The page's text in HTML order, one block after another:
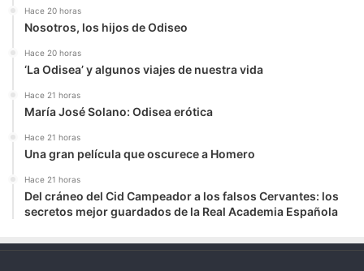
Hace 20 horas
Nosotros, los hijos de Odiseo
Hace 20 horas
‘La Odisea’ y algunos viajes de nuestra vida
Hace 21 horas
María José Solano: Odisea erótica
Hace 21 horas
Una gran película que oscurece a Homero
Hace 21 horas
Del cráneo del Cid Campeador a los falsos Cervantes: los
secretos mejor guardados de la Real Academia Española